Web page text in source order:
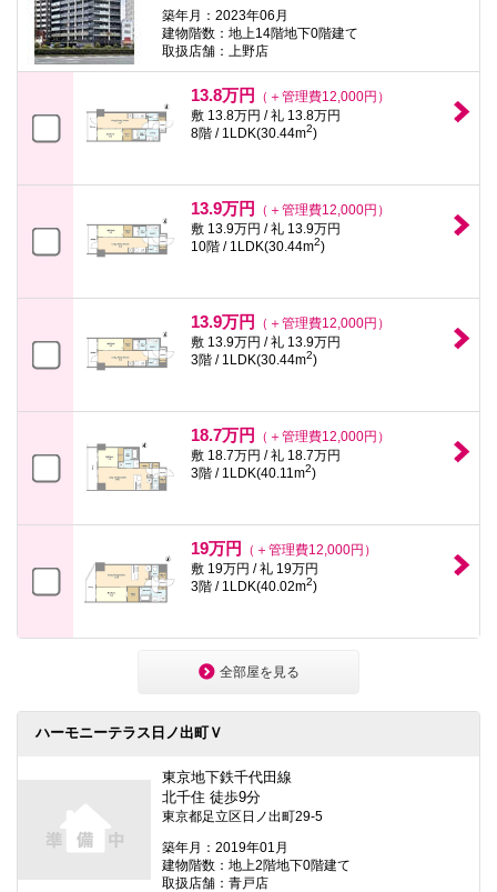
築年月：2023年06月
建物階数：地上14階地下0階建て
取扱店舗：上野店
13.8万円
（＋管理費12,000円）
敷 13.8万円 / 礼 13.8万円
8階 / 1LDK(30.44m2)
13.9万円
（＋管理費12,000円）
敷 13.9万円 / 礼 13.9万円
10階 / 1LDK(30.44m2)
13.9万円
（＋管理費12,000円）
敷 13.9万円 / 礼 13.9万円
3階 / 1LDK(30.44m2)
18.7万円
（＋管理費12,000円）
敷 18.7万円 / 礼 18.7万円
3階 / 1LDK(40.11m2)
19万円
（＋管理費12,000円）
敷 19万円 / 礼 19万円
3階 / 1LDK(40.02m2)
全部屋を見る
ハーモニーテラス日ノ出町Ｖ
東京地下鉄千代田線
北千住 徒歩9分
東京都足立区日ノ出町29-5
築年月：2019年01月
建物階数：地上2階地下0階建て
取扱店舗：青戸店